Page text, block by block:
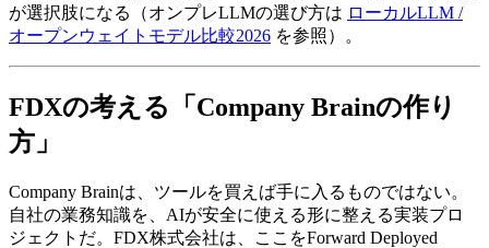
が​選択肢に​なる​（オンプレLLMの​選び方は​ ローカルLLM /
オープンウェイトモデル比較2026 を参照）。
FDXの​​考える​​「Company Brainの​​作り
方」
Company Brainは、​ツールを​買えば​手に​入る​ものではない。​
自社の​業務知識を、​AIが​安全に​使える​形に​整える​実装プロ
ジェクトだ。​FDX株式会社は、​ここを​Forward Deployed